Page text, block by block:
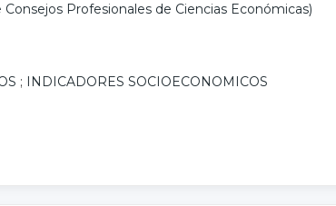
Profesionales de Ciencias Económicas)
; INDICADORES SOCIOECONOMICOS